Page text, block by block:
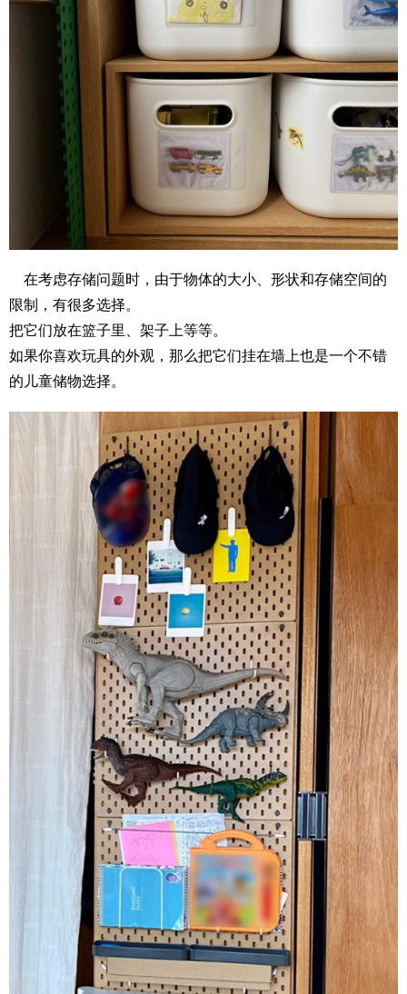
在考虑存储问题时，由于物体的大小、形状和存储空间的
限制，有很多选择。
把它们放在篮子里、架子上等等。
如果你喜欢玩具的外观，那么把它们挂在墙上也是一个不错
的儿童储物选择。